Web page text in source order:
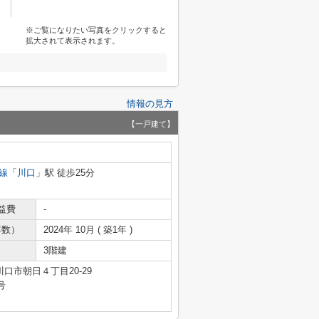
※ご覧になりたい写真をクリックすると
拡大されて表示されます。
情報の見方
【一戸建て】
「 川口 」駅 徒歩25分
費
-
）
2024年 10月 ( 築1年 )
3階建
口市朝日４丁目20-29